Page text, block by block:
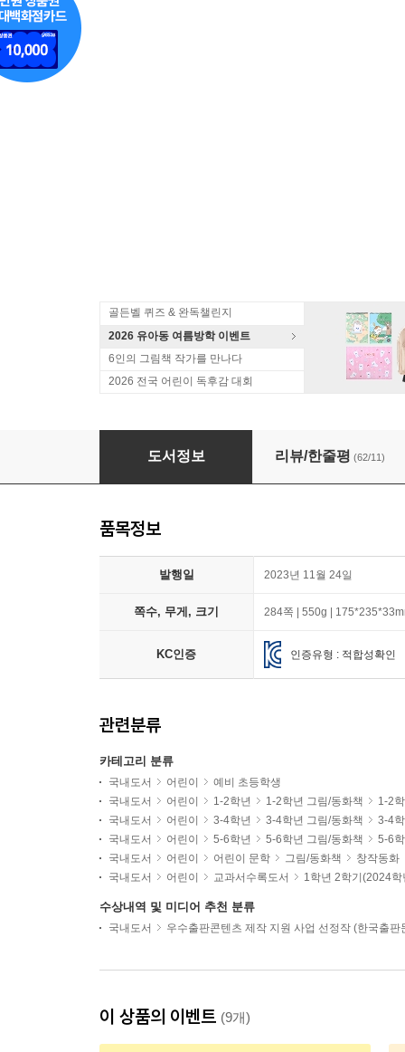
골든벨 퀴즈 & 완독챌린지
2026 유아동 여름방학 이벤트
6인의 그림책 작가를 만나다
2026 전국 어린이 독후감 대회
[책읽는아이들] 최나야 교수 추천 초등 1~2학년
도서정보 리뷰/한줄평 (62/11)
품목정보
발행일 2023년 11월 24일
쪽수, 무게, 크기 284쪽 | 550g |
KC인증 인증유형 : 적합성확인
관련분류
카테고리 분류
국내도서 어린이
예비 초등학생
국내도서
어린이 1-2학년 1-2학년 그림/동화책
1-2
국내도서
어린이 3-4학년 3-4학년 그림/동화책
3-4
국내도서
어린이 5-6학년 5-6학년 그림/동화책
5-6
국내도서
어린이 어린이 문학 그림/동화책
창작동화
국내도서
어린이 교과서수록도서 1학년 2학기(2024학
수상내역 및 미디어 추천 분류
국내도서 우수출판콘텐츠 제작 지원 사업 선정작 (한국출판
이 상품의 이벤트 (9개)